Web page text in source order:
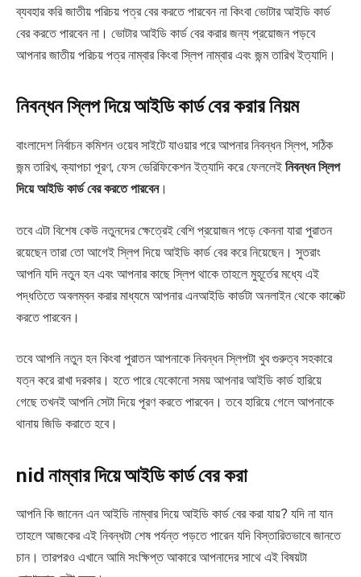
ব্যবহার করি জাতীয় পরিচয় পত্র বের করতে পারবেন না কিংবা ভোটার আইডি কার্ড
বের করতে পারবেন না। ভোটার আইডি কার্ড বের করার জন্য প্রয়োজন পড়বে
আপনার জাতীয় পরিচয় পত্র নাম্বার কিংবা স্লিপ নাম্বার এবং জন্ম তারিখ ইত্যাদি।
নিবন্ধন স্লিপদিয়ে আইডি কার্ড বের করার নিয়ম
বাংলাদেশ নির্বাচন কমিশন ওয়েব সাইটে যাওয়ার পরে আপনার নিবন্ধন স্লিপ, সঠিক
জন্ম তারিখ, ক্যাপচা পূরণ, ফেস ভেরিফিকেশন ইত্যাদি করে ফেললেই নিবন্ধন স্লিপ
দিয়ে আইডি কার্ড বের করতে পারবেন।
তবে এটা বিশেষ কেউ নতুনদের ক্ষেত্রেই বেশি প্রয়োজন পড়ে কেননা যারা পুরাতন
রয়েছেন তারা তো আগেই স্লিপ দিয়ে আইডি কার্ড বের করে নিয়েছেন। সুতরাং
আপনি যদি নতুন হন এবং আপনার কাছে স্লিপ থাকে তাহলে মুহূর্তের মধ্যে এই
পদ্ধতিতে অবলম্বন করার মাধ্যমে আপনার এনআইডি কার্ডটা অনলাইন থেকে কালেক্ট
করতে পারবেন।
তবে আপনি নতুন হন কিংবা পুরাতন আপনাকে নিবন্ধন স্লিপটা খুব গুরুত্ব সহকারে
যত্ন করে রাখা দরকার। হতে পারে যেকোনো সময় আপনার আইডি কার্ড হারিয়ে
গেছে তখনই আপনি সেটা দিয়ে পূরণ করতে পারবেন। তবে হারিয়ে গেলে আপনাকে
থানায় জিডি করাতে হবে।
nid নাম্বার দিয়ে আইডি কার্ড বের করা
আপনি কি জানেন এন আইডি নাম্বার দিয়ে আইডি কার্ড বের করা যায়? যদি না যান
তাহলে আজকের এই নিবন্ধটা শেষ পর্যন্ত পড়তে পারেন যদি বিস্তারিতভাবে জানতে
চান। তারপরও এখানে আমি সংক্ষিপ্ত আকারে আপনাদের সাথে এই বিষয়টা